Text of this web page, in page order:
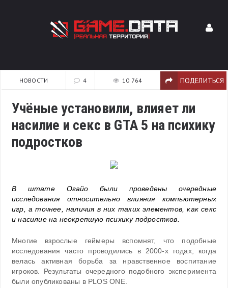
НОВОСТИ 4 10 764 ПОДЕЛИТЬСЯ
Учёные установили, влияет ли
насилие и секс в GTA 5 на психику
подростков
В штате Огайо были проведены очередные
исследования относительно влияния компьютерных
игр, а точнее, наличия в них таких элементов, как секс
и насилие на неокрепшую психику подростков.
Многие взрослые геймеры вспомнят, что подобные
исследования часто проводились в 2000-х годах, когда
велась активная борьба за нравственное воспитание
игроков. Результаты очередного подобного эксперимента
были опубликованы в PLOS ONE.